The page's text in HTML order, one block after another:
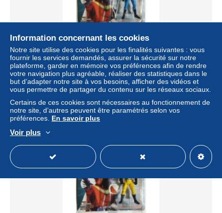
AORANGER GORANGER ACTION FIGURE
COLLECTION BANPRESTO JPN
± 21,96 $US
Statut Particulier
Information concernant les cookies
Notre site utilise des cookies pour les finalités suivantes : vous
fournir les services demandés, assurer la sécurité sur notre
plateforme, garder en mémoire vos préférences afin de rendre
votre navigation plus agréable, réaliser des statistiques dans le
but d’adapter notre site à vos besoins, afficher des vidéos et
vous permettre de partager du contenu sur les réseaux sociaux.
Certains de ces cookies sont nécessaires au fonctionnement de
notre site, d’autres peuvent être paramétrés selon vos
préférences. En savoir plus
Voir plus